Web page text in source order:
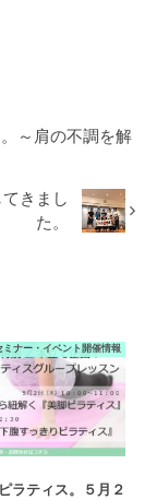
～肩の不調を解
きまし
た。
ミナー・イベント開催情報
ラティス。５月２